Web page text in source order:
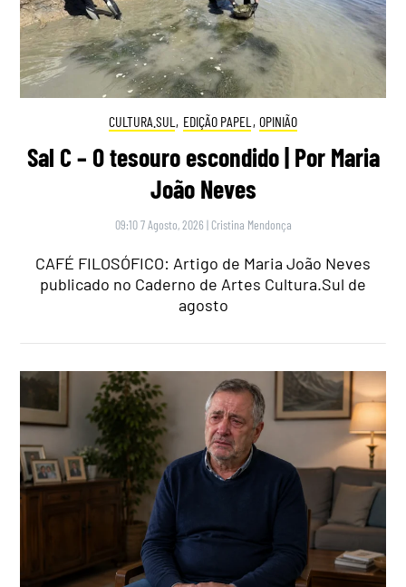
CULTURA.SUL , EDIÇÃO PAPEL , OPINIÃO
Sal C – O tesouro escondido | Por Maria
João Neves
09:10 7 Agosto, 2026 | Cristina Mendonça
CAFÉ FILOSÓFICO: Artigo de Maria João Neves
publicado no Caderno de Artes Cultura.Sul de
agosto